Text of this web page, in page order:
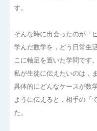
す。
そんな時に出会ったのが「
学んだ数学を，どう日常生
こに軸足を置いた学問です。
私が生徒に伝えたいのは，
具体的にどんなケースが数
ように伝えると，相手の「
た。